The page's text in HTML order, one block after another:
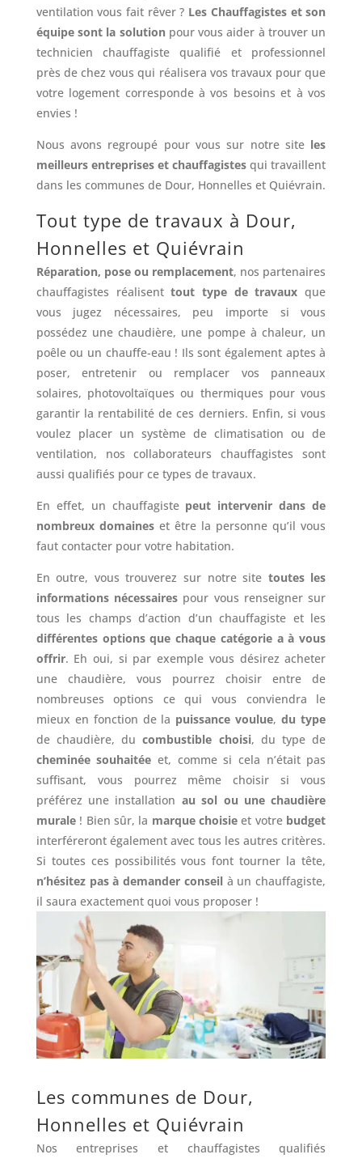
ventilation vous fait rêver ? Les Chauffagistes et son
équipe sont la solution pour vous aider à trouver un
technicien chauffagiste qualifié et professionnel
près de chez vous qui réalisera vos travaux pour que
votre logement corresponde à vos besoins et à vos
envies !
Nous avons regroupé pour vous sur notre site les
meilleurs entreprises et chauffagistes qui travaillent
dans les communes de Dour, Honnelles et Quiévrain.
Tout type de travaux à Dour,
Honnelles et Quiévrain
Réparation, pose ou remplacement, nos partenaires
chauffagistes réalisenttout type de travaux que
vous jugez nécessaires, peu importe si vous
possédez une chaudière, une pompe à chaleur, un
poêle ou un chauffe-eau ! Ils sont également aptes à
poser, entretenir ou remplacer vos panneaux
solaires, photovoltaïques ou thermiques pour vous
garantir la rentabilité de ces derniers. Enfin, si vous
voulez placer un système de climatisation ou de
ventilation, nos collaborateurs chauffagistes sont
aussi qualifiés pour ce types de travaux.
En effet, un chauffagiste peut intervenir dans de
nombreux domaineset être la personne qu’il vous
faut contacter pour votre habitation.
En outre, vous trouverez sur notre site toutes les
informations nécessaires pour vous renseigner sur
tous les champs d’action d’un chauffagiste et les
différentes options que chaque catégorie a à vous
offrir. Eh oui, si par exemple vous désirez acheter
une chaudière, vous pourrez choisir entre de
nombreuses options ce qui vous conviendra le
mieux en fonction de la puissance voulue,du type
de chaudière, du combustible choisi, du type de
cheminée souhaitée et, comme si cela n’était pas
suffisant, vous pourrez même choisir si vous
préférez une installation au sol ou une chaudière
murale! Bien sûr, la marque choisie et votre budget
interféreront également avec tous les autres critères.
Si toutes ces possibilités vous font tourner la tête,
n’hésitez pas à demander conseilà un chauffagiste,
il saura exactement quoi vous proposer !
Les communes de Dour,
Honnelles et Quiévrain
Nos entreprises et chauffagistes qualifiés